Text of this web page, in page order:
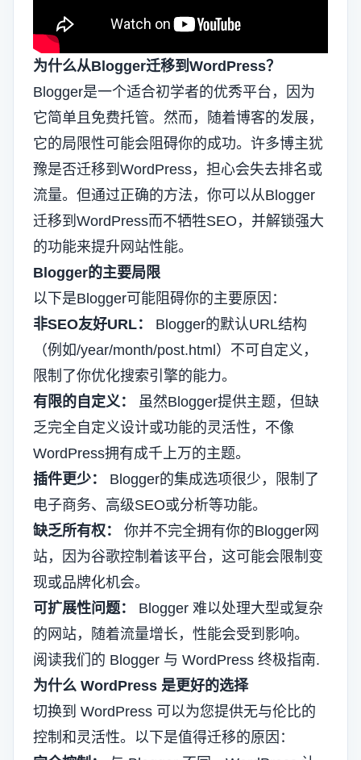
为什么从Blogger迁移到WordPress？
Blogger是一个适合初学者的优秀平台，因为
它简单且免费托管。然而，随着博客的发展，
它的局限性可能会阻碍你的成功。许多博主犹
豫是否迁移到WordPress，担心会失去排名或
流量。但通过正确的方法，你可以从Blogger
迁移到WordPress而不牺牲SEO，并解锁强大
的功能来提升网站性能。
Blogger的主要局限
以下是Blogger可能阻碍你的主要原因：
非SEO友好URL：
Blogger的默认URL结构
（例如/year/month/post.html）不可自定义，
限制了你优化搜索引擎的能力。
有限的自定义：
虽然Blogger提供主题，但缺
乏完全自定义设计或功能的灵活性，不像
WordPress拥有成千上万的主题。
插件更少：
Blogger的集成选项很少，限制了
电子商务、高级SEO或分析等功能。
缺乏所有权：
你并不完全拥有你的Blogger网
站，因为谷歌控制着该平台，这可能会限制变
现或品牌化机会。
可扩展性问题：
Blogger 难以处理大型或复杂
的网站，随着流量增长，性能会受到影响。
阅读我们的 Blogger 与 WordPress 终极指南.
为什么 WordPress 是更好的选择
切换到 WordPress 可以为您提供无与伦比的
控制和灵活性。以下是值得迁移的原因：